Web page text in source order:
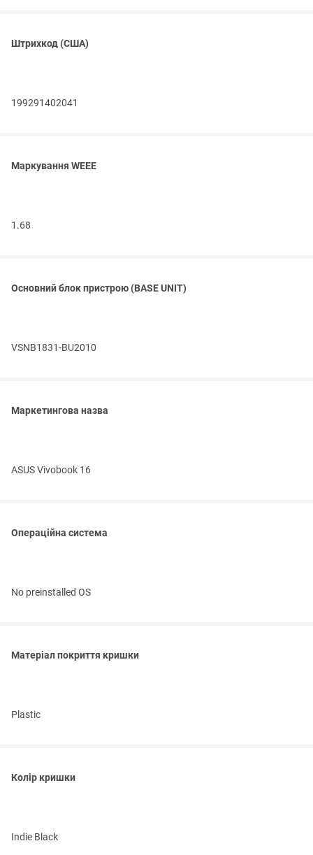
Штрихкод (США)
199291402041
Маркування WEEE
1.68
Основний блок пристрою (BASE UNIT)
VSNB1831-BU2010
Маркетингова назва
ASUS Vivobook 16
Операційна система
No preinstalled OS
Матеріал покриття кришки
Plastic
Колір кришки
Indie Black